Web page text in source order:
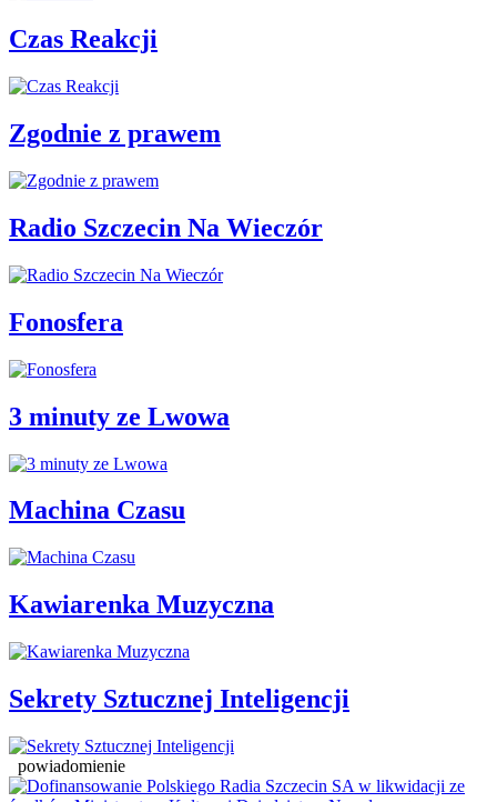
Czas Reakcji
Zgodnie z prawem
Radio Szczecin Na Wieczór
Fonosfera
3 minuty ze Lwowa
Machina Czasu
Kawiarenka Muzyczna
Sekrety Sztucznej Inteligencji
powiadomienie